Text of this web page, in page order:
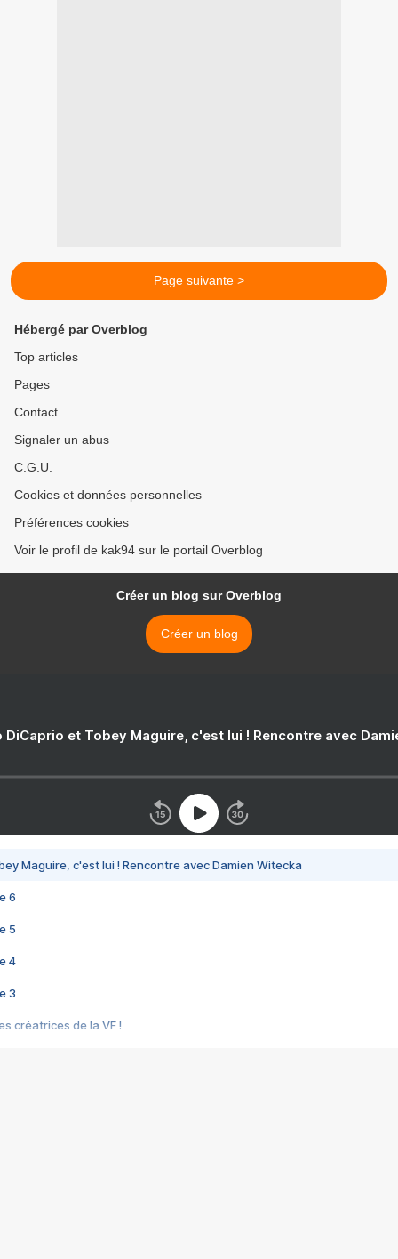
Page suivante >
Hébergé par Overblog
Top articles
Pages
Contact
Signaler un abus
C.G.U.
Cookies et données personnelles
Préférences cookies
Voir le profil de kak94 sur le portail Overblog
Créer un blog sur Overblog
Créer un blog
DiCaprio et Tobey Maguire, c'est lui ! Rencontre avec
Maguire, c'est lui ! Rencontre avec Damien Witecka
6
5
4
3
créatrices de la VF !